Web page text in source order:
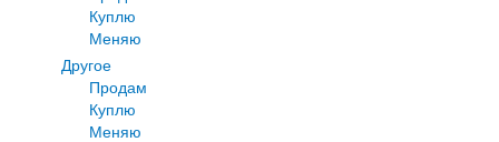
Куплю
Меняю
Другое
Продам
Куплю
Меняю